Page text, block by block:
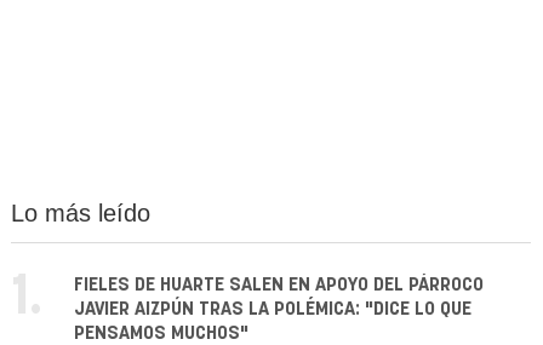
Lo más leído
1.
FIELES DE HUARTE SALEN EN APOYO DEL PÁRROCO
JAVIER AIZPÚN TRAS LA POLÉMICA: "DICE LO QUE
PENSAMOS MUCHOS"